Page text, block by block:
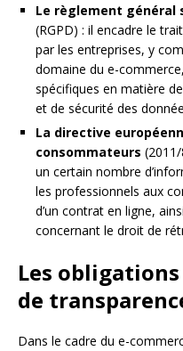
Le règlement général
(RGPD) : il encadre le
par les entreprises, y
domaine du e-
spécifiques en matière
et de sécurité des
La directive
consommateurs
un certain nombre
les professionnels aux
d’un contrat en ligne,
concernant le droit de
Les
de
Dans le cadre du e-